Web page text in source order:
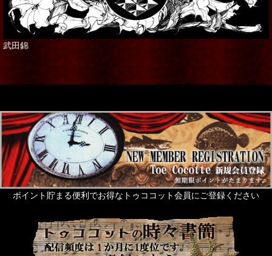
武田錦
ポイント貯まる便利でお得なトゥココット会員にご登録ください